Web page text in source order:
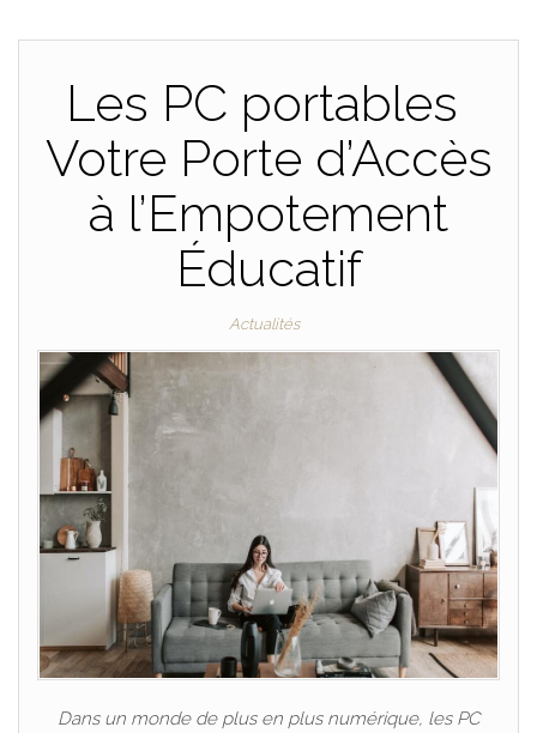
Les PC portables
Votre Porte d’Accès
à l’Empotement
Éducatif
Actualités
Dans un monde de plus en plus numérique, les PC